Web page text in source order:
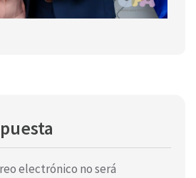
electrónico no será